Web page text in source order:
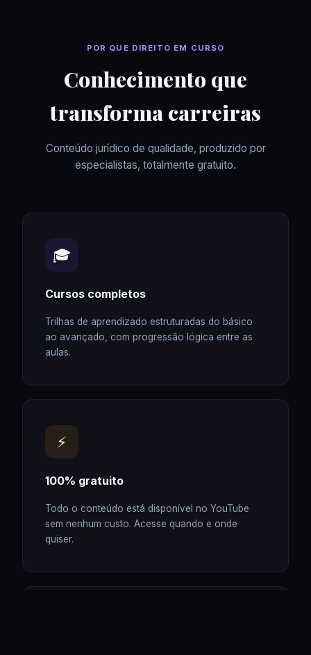
POR QUE DIREITO EM CURSO
Conhecimento que
transforma carreiras
Conteúdo jurídico de qualidade, produzido por
especialistas, totalmente gratuito.
🎓
Cursos completos
Trilhas de aprendizado estruturadas do básico
ao avançado, com progressão lógica entre as
aulas.
⚡
100% gratuito
Todo o conteúdo está disponível no YouTube
sem nenhum custo. Acesse quando e onde
quiser.